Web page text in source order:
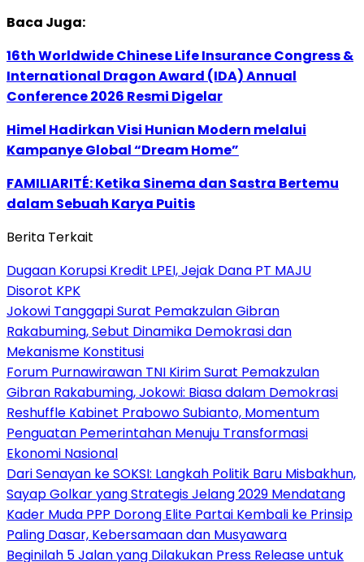
Baca Juga:
16th Worldwide Chinese Life Insurance Congress &
International Dragon Award (IDA) Annual
Conference 2026 Resmi Digelar
Himel Hadirkan Visi Hunian Modern melalui
Kampanye Global “Dream Home”
FAMILIARITÉ: Ketika Sinema dan Sastra Bertemu
dalam Sebuah Karya Puitis
Berita Terkait
Dugaan Korupsi Kredit LPEI, Jejak Dana PT MAJU
Disorot KPK
Jokowi Tanggapi Surat Pemakzulan Gibran
Rakabuming, Sebut Dinamika Demokrasi dan
Mekanisme Konstitusi
Forum Purnawirawan TNI Kirim Surat Pemakzulan
Gibran Rakabuming, Jokowi: Biasa dalam Demokrasi
Reshuffle Kabinet Prabowo Subianto, Momentum
Penguatan Pemerintahan Menuju Transformasi
Ekonomi Nasional
Dari Senayan ke SOKSI: Langkah Politik Baru Misbakhun,
Sayap Golkar yang Strategis Jelang 2029 Mendatang
Kader Muda PPP Dorong Elite Partai Kembali ke Prinsip
Paling Dasar, Kebersamaan dan Musyawara
Beginilah 5 Jalan yang Dilakukan Press Release untuk